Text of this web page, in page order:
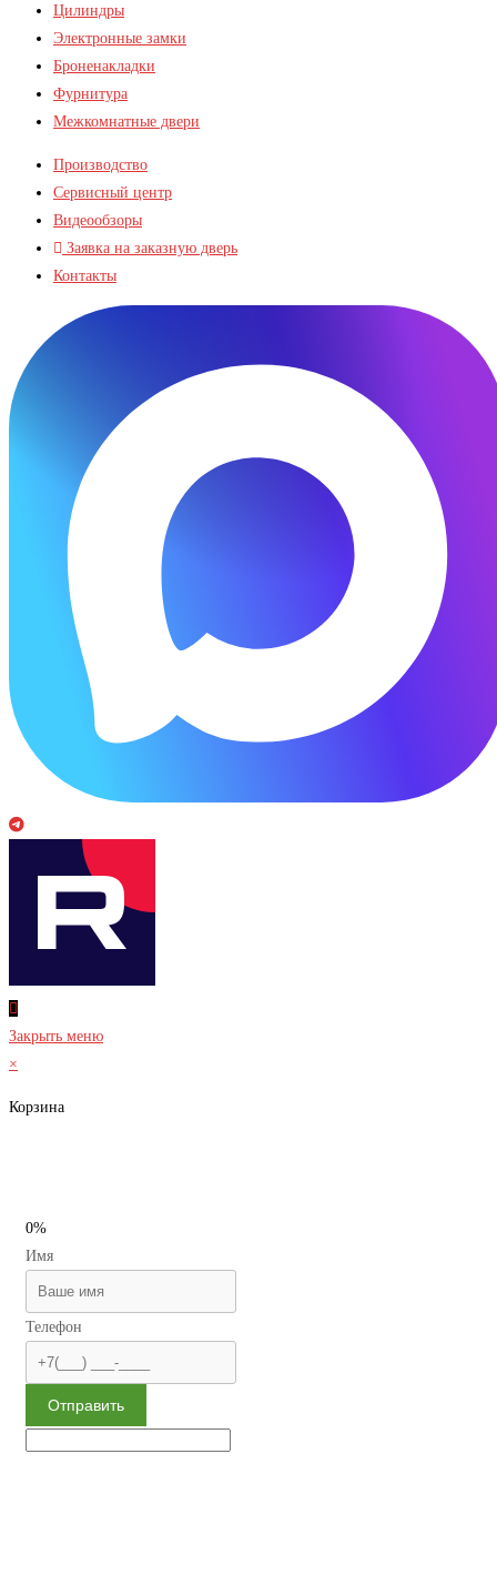
Цилиндры
Электронные замки
Броненакладки
Фурнитура
Межкомнатные двери
Производство
Сервисный центр
Видеообзоры
Заявка на заказную дверь
Контакты
Закрыть меню
×
Корзина
0%
Имя
Телефон
Отправить